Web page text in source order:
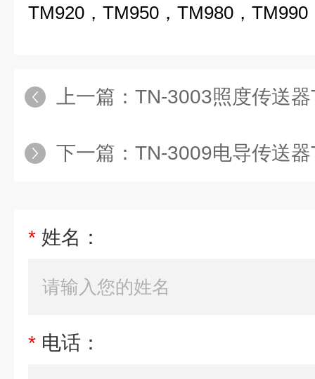
TM920，TM950，TM980，TM990
上一篇： TN-3003照度传送
下一篇： TN-3009电导传送
* 姓名：
* 电话：